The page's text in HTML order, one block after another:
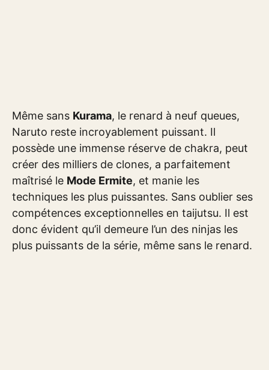
Même sans Kurama, le renard à neuf queues,
Naruto reste incroyablement puissant. Il
possède une immense réserve de chakra, peut
créer des milliers de clones, a parfaitement
maîtrisé le Mode Ermite, et manie les
techniques les plus puissantes. Sans oublier ses
compétences exceptionnelles en taijutsu. Il est
donc évident qu’il demeure l’un des ninjas les
plus puissants de la série, même sans le renard.